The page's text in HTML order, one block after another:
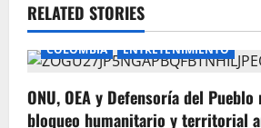
v
i
g
RELATED STORIES
COLOMBIA ENTRETENIMIENTO
ONU, OEA y Defensoría del
bloqueo humanitario y territorial